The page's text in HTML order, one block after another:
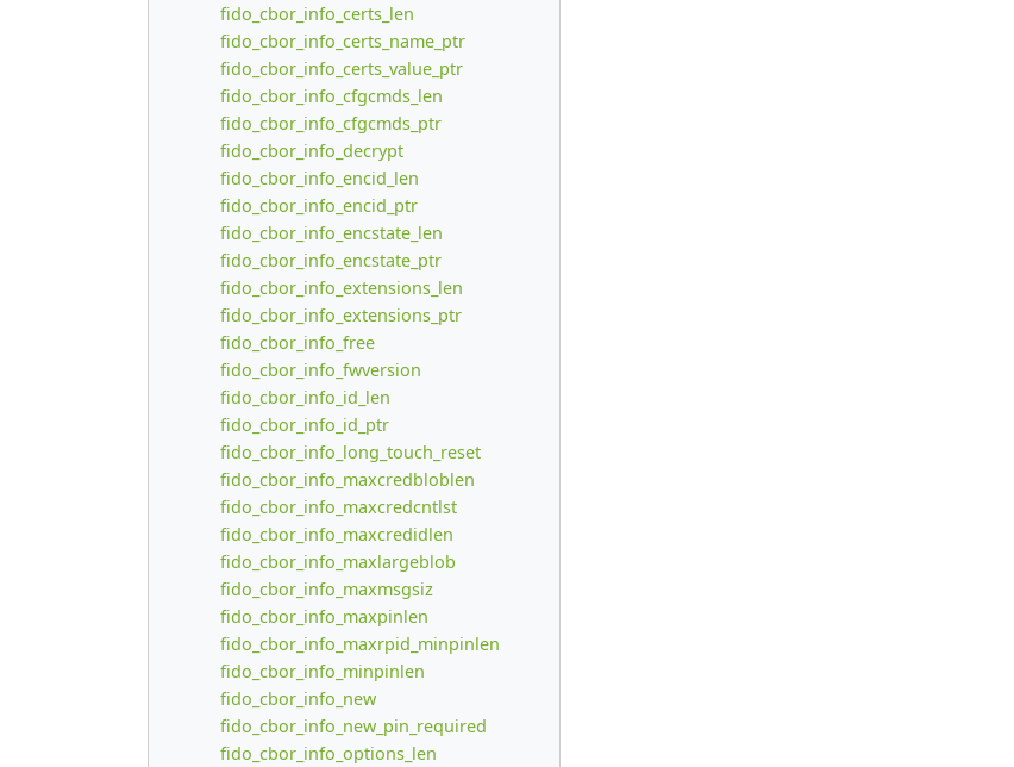
fido_cbor_info_certs_len
fido_cbor_info_certs_name_ptr
fido_cbor_info_certs_value_ptr
fido_cbor_info_cfgcmds_len
fido_cbor_info_cfgcmds_ptr
fido_cbor_info_decrypt
fido_cbor_info_encid_len
fido_cbor_info_encid_ptr
fido_cbor_info_encstate_len
fido_cbor_info_encstate_ptr
fido_cbor_info_extensions_len
fido_cbor_info_extensions_ptr
fido_cbor_info_free
fido_cbor_info_fwversion
fido_cbor_info_id_len
fido_cbor_info_id_ptr
fido_cbor_info_long_touch_reset
fido_cbor_info_maxcredbloblen
fido_cbor_info_maxcredcntlst
fido_cbor_info_maxcredidlen
fido_cbor_info_maxlargeblob
fido_cbor_info_maxmsgsiz
fido_cbor_info_maxpinlen
fido_cbor_info_maxrpid_minpinlen
fido_cbor_info_minpinlen
fido_cbor_info_new
fido_cbor_info_new_pin_required
fido_cbor_info_options_len